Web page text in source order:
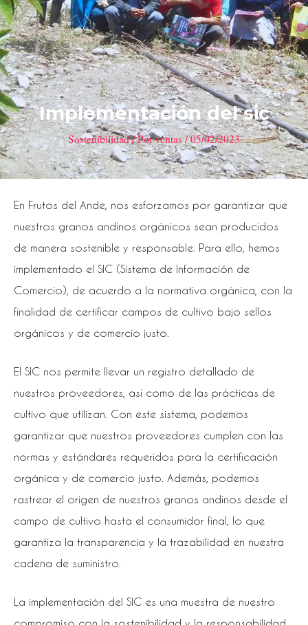
Implementación del sic
Sostenibilidad/ Porventas/05/02/2023
En Frutos del Ande, nos esforzamos por garantizar que
nuestros granos andinos orgánicos sean producidos
de manera sostenible y responsable. Para ello, hemos
implementado el SIC (Sistema de Información de
Comercio), de acuerdo a la normativa orgánica, con la
finalidad de certificar campos de cultivo bajo sellos
orgánicos y de comercio justo.
El SIC nos permite llevar un registro detallado de
nuestros proveedores, así como de las prácticas de
cultivo que utilizan. Con este sistema, podemos
garantizar que nuestros proveedores cumplen con las
normas y estándares requeridos para la certificación
orgánica y de comercio justo. Además, podemos
rastrear el origen de nuestros granos andinos desde el
campo de cultivo hasta el consumidor final, lo que
garantiza la transparencia y la trazabilidad en nuestra
cadena de suministro.
La implementación del SIC es una muestra de nuestro
de
entradas